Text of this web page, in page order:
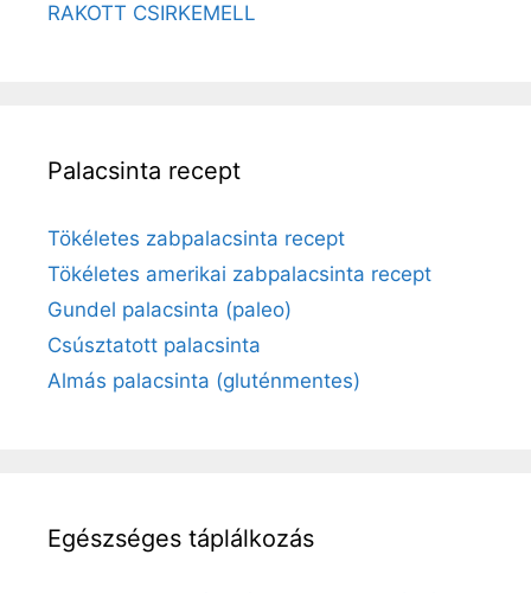
RAKOTT CSIRKEMELL
Palacsinta recept
Tökéletes zabpalacsinta recept
Tökéletes amerikai zabpalacsinta recept
Gundel palacsinta (paleo)
Csúsztatott palacsinta
Almás palacsinta (gluténmentes)
Egészséges táplálkozás